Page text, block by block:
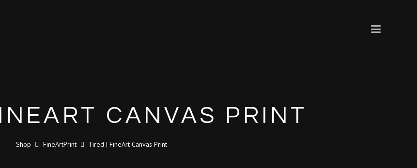
CANVAS PRINT
Shop FineArtPrint Tired | FineArt Canvas Print